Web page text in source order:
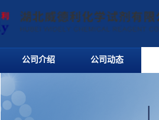
公司介绍 公司动态